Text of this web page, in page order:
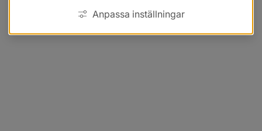
Anpassa inställningar